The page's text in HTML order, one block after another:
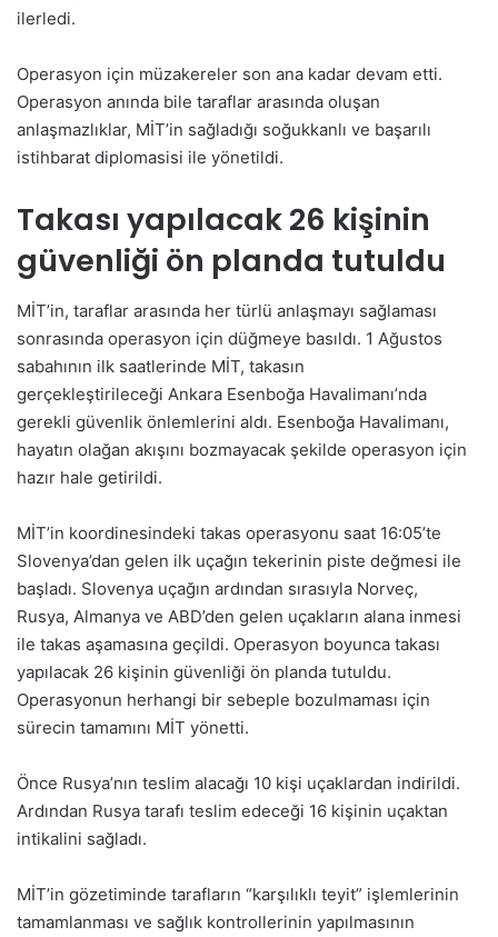
ilerledi.
Operasyon için müzakereler son ana kadar devam etti.
Operasyon anında bile taraflar arasında oluşan
anlaşmazlıklar, MİT’in sağladığı soğukkanlı ve başarılı
istihbarat diplomasisi ile yönetildi.
Takası yapılacak 26 kişinin
güvenliği ön planda tutuldu
MİT’in, taraflar arasında her türlü anlaşmayı sağlaması
sonrasında operasyon için düğmeye basıldı. 1 Ağustos
sabahının ilk saatlerinde MİT, takasın
gerçekleştirileceği Ankara Esenboğa Havalimanı’nda
gerekli güvenlik önlemlerini aldı. Esenboğa Havalimanı,
hayatın olağan akışını bozmayacak şekilde operasyon için
hazır hale getirildi.
MİT’in koordinesindeki takas operasyonu saat 16:05’te
Slovenya’dan gelen ilk uçağın tekerinin piste değmesi ile
başladı. Slovenya uçağın ardından sırasıyla Norveç,
Rusya, Almanya ve ABD’den gelen uçakların alana inmesi
ile takas aşamasına geçildi. Operasyon boyunca takası
yapılacak 26 kişinin güvenliği ön planda tutuldu.
Operasyonun herhangi bir sebeple bozulmaması için
sürecin tamamını MİT yönetti.
Önce Rusya’nın teslim alacağı 10 kişi uçaklardan indirildi.
Ardından Rusya tarafı teslim edeceği 16 kişinin uçaktan
intikalini sağladı.
MİT’in gözetiminde tarafların “karşılıklı teyit” işlemlerinin
tamamlanması ve sağlık kontrollerinin yapılmasının